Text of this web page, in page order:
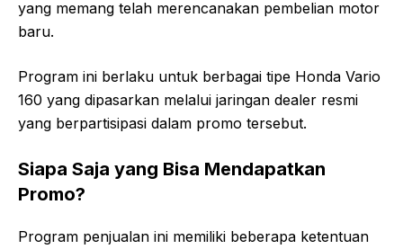
yang memang telah merencanakan pembelian motor
baru.
Program ini berlaku untuk berbagai tipe Honda Vario
160 yang dipasarkan melalui jaringan dealer resmi
yang berpartisipasi dalam promo tersebut.
Siapa Saja yang Bisa Mendapatkan
Promo?
Program penjualan ini memiliki beberapa ketentuan